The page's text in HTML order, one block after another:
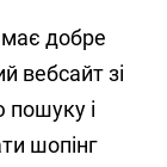
добре
вебсайт зі
пошуку і
шопінг